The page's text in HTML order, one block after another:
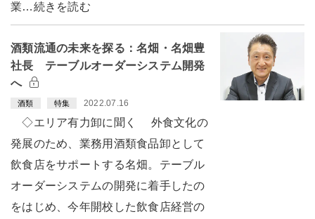
業…続きを読む
酒類流通の未来を探る：名畑・名畑豊
社長 テーブルオーダーシステム開発
へ
酒類 特集 2022.07.16
◇エリア有力卸に聞く 外食文化の
発展のため、業務用酒類食品卸として
飲食店をサポートする名畑。テーブル
オーダーシステムの開発に着手したの
をはじめ、今年開校した飲食店経営の